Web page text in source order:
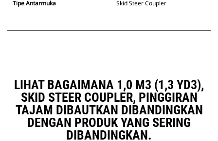
Tipe Antarmuka Skid Steer Coupler
LIHAT BAGAIMANA 1,0 M3 (1,3 YD3),
SKID STEER COUPLER, PINGGIRAN
TAJAM DIBAUTKAN DIBANDINGKAN
DENGAN PRODUK YANG SERING
DIBANDINGKAN.